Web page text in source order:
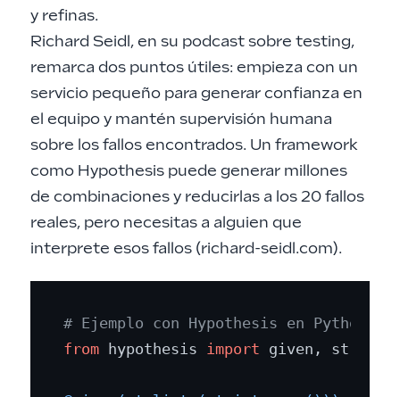
y refinas.
Richard Seidl, en su podcast sobre testing,
remarca dos puntos útiles: empieza con un
servicio pequeño para generar confianza en
el equipo y mantén supervisión humana
sobre los fallos encontrados. Un framework
como Hypothesis puede generar millones
de combinaciones y reducirlas a los 20 fallos
reales, pero necesitas a alguien que
interprete esos fallos (richard-seidl.com).
# Ejemplo con Hypothesis en Python
from hypothesis import given,